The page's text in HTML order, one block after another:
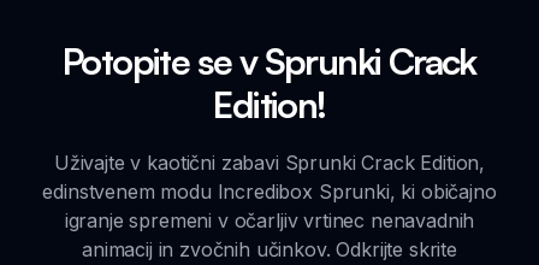
Potopite se v Sprunki Crack
Edition!
Uživajte v kaotični zabavi Sprunki Crack Edition,
edinstvenem modu Incredibox Sprunki, ki običajno
igranje spremeni v očarljiv vrtinec nenavadnih
animacij in zvočnih učinkov. Odkrijte skrite